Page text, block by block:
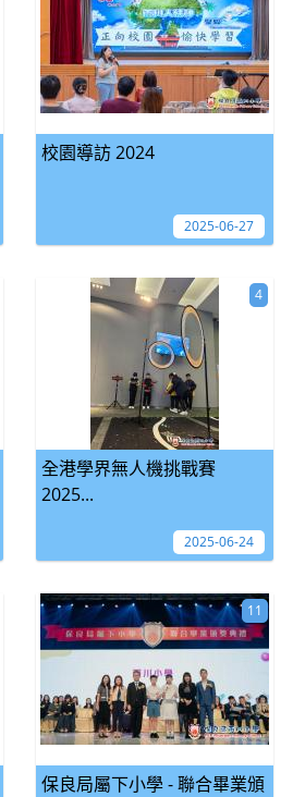
校園導訪 2024
2025-06-27
全港學界無人機挑戰賽
2025...
4
2025-06-24
保良局屬下小學 - 聯合畢業頒
11